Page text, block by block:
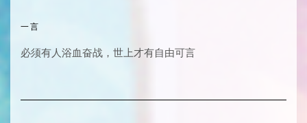
一言
必须有人浴血奋战，世上才有自由可言